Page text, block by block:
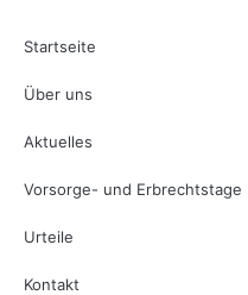
Startseite
Über uns
Aktuelles
Vorsorge- und Erbrechtstage
Urteile
Kontakt